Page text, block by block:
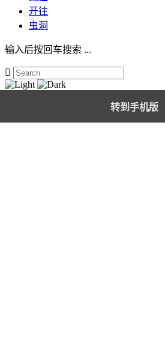
开往
虫洞
输入后按回车搜索 ...

转到手机版